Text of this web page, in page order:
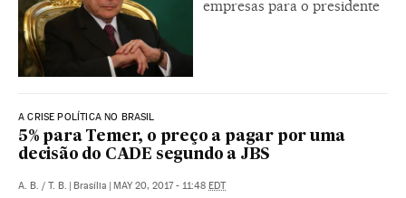
empresas para o presidente
A CRISE POLÍTICA NO BRASIL
5% para Temer, o preço a pagar por uma
decisão do CADE segundo a JBS
A. B. / T. B. | Brasília | MAY 20, 2017 - 11:48 EDT